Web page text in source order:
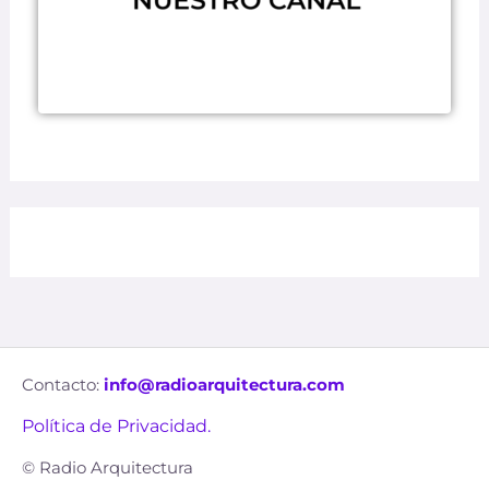
Contacto: info@radioarquitectura.com
Política de Privacidad.
© Radio Arquitectura